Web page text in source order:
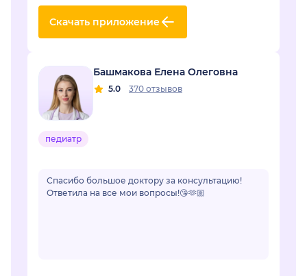
Скачать приложение
Башмакова Елена Олеговна
5.0 370 отзывов
педиатр
Спасибо большое доктору за консультацию!
Ответила на все мои вопросы!😘🫶🏼